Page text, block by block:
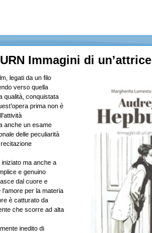
Immagini di un’attrice
legati da un filo
verso quella
qualità, conquistata
prima non è
anche un esame
delle peculiarità
ma anche a
e genuino
dal cuore e
per la materia
è catturato da
che scorre ad alta
inedito di